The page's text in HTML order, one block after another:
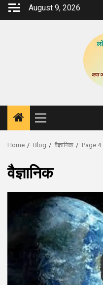
Skip
August 9, 2026
Primary
Menu
Home Blog वैज्ञानिक Page 4
वैज्ञानिक